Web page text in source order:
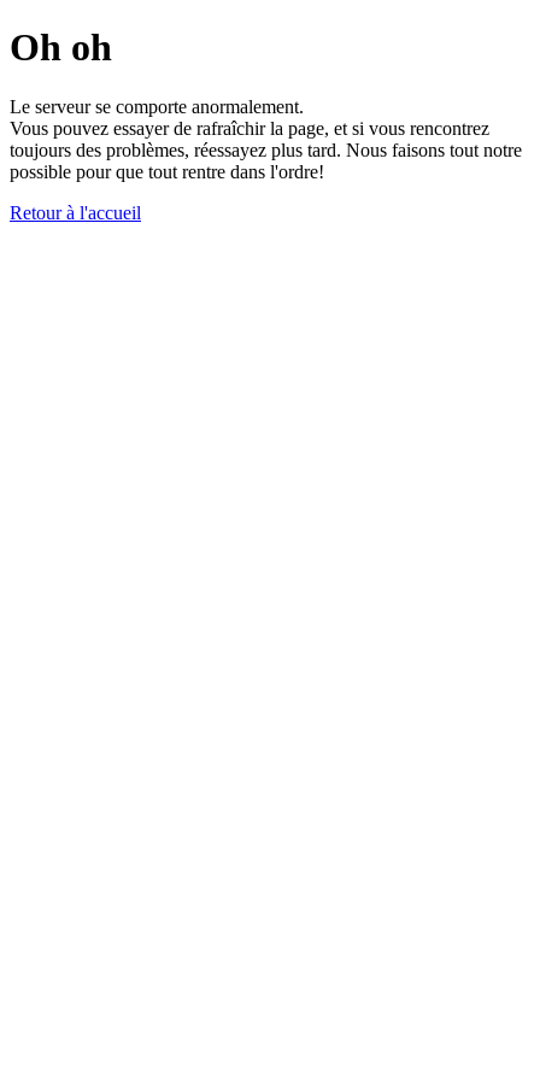
Oh oh
Le serveur se comporte anormalement.
Vous pouvez essayer de rafraîchir la page, et si vous rencontrez
toujours des problèmes, réessayez plus tard. Nous faisons tout notre
possible pour que tout rentre dans l'ordre!
Retour à l'accueil